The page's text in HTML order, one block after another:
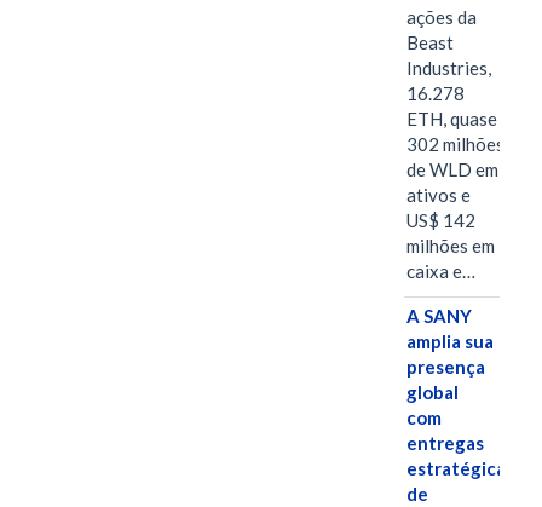
ações da
Beast
Industries,
16.278
ETH, quase
302 milhões
de WLD em
ativos e
US$ 142
milhões em
caixa e…
A SANY
amplia sua
presença
global
com
entregas
estratégicas
de